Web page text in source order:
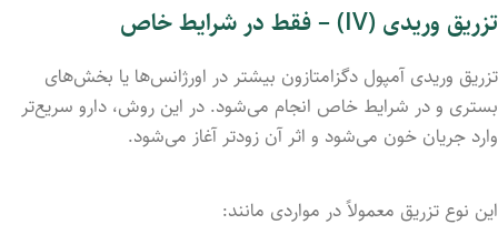
تزریق وریدی (IV) – فقط در شرایط خاص
تزریق وریدی آمپول دگزامتازون بیشتر در اورژانس‌ها یا بخش‌های
بستری و در شرایط خاص انجام می‌شود. در این روش، دارو سریع‌تر
وارد جریان خون می‌شود و اثر آن زودتر آغاز می‌شود.
این نوع تزریق معمولاً در مواردی مانند: